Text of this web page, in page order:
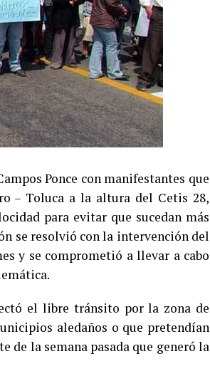
Ponce con manifestantes que
– Toluca a la altura del Cetis 28,
para evitar que sucedan más
se resolvió con la intervención del
y se comprometió a llevar a cabo
el libre tránsito por la zona de
aledaños o que pretendían
de la semana pasada que generó la